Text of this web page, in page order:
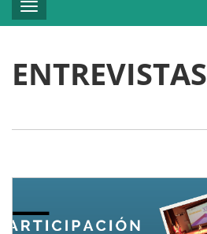
Toggle
navigation
ENTREVISTAS